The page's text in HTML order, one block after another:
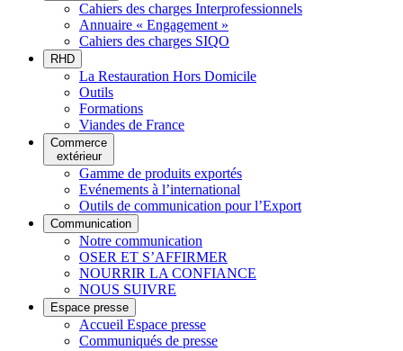
Cahiers des charges Interprofessionnels
Annuaire « Engagement »
Cahiers des charges SIQO
RHD
La Restauration Hors Domicile
Outils
Formations
Viandes de France
Commerce
extérieur
Gamme de produits exportés
Evénements à l’international
Outils de communication pour l’Export
Communication
Notre communication
OSER ET S’AFFIRMER
NOURRIR LA CONFIANCE
NOUS SUIVRE
Espace presse
Accueil Espace presse
Communiqués de presse